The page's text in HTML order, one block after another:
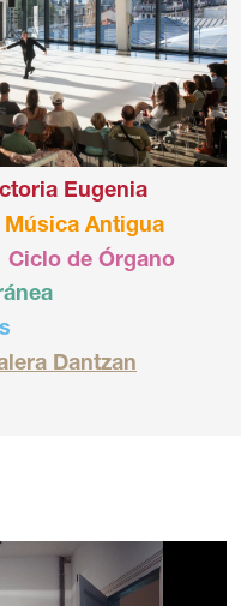
Eugenia
Antigua
Ciclo de Órgano
Dantzan